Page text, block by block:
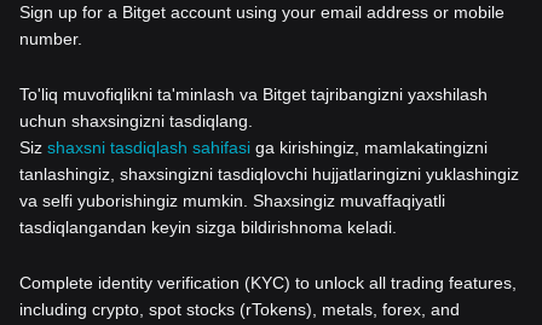
Sign up for a Bitget account using your email address or mobile
number.
To'liq muvofiqlikni ta'minlash va Bitget tajribangizni yaxshilash
uchun shaxsingizni tasdiqlang.
Siz shaxsni tasdiqlash sahifasi ga kirishingiz, mamlakatingizni
tanlashingiz, shaxsingizni tasdiqlovchi hujjatlaringizni yuklashingiz
va selfi yuborishingiz mumkin. Shaxsingiz muvaffaqiyatli
tasdiqlangandan keyin sizga bildirishnoma keladi.
Complete identity verification (KYC) to unlock all trading features,
including crypto, spot stocks (rTokens), metals, forex, and